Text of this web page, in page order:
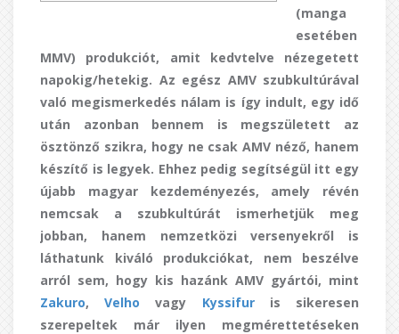
(manga
esetében
MMV) produkciót, amit kedvtelve nézegetett
napokig/hetekig. Az egész AMV szubkultúrával
való megismerkedés nálam is így indult, egy idő
után azonban bennem is megszületett az
ösztönző szikra, hogy ne csak AMV néző, hanem
készítő is legyek. Ehhez pedig segítségül itt egy
újabb magyar kezdeményezés, amely révén
nemcsak a szubkultúrát ismerhetjük meg
jobban, hanem nemzetközi versenyekről is
láthatunk kiváló produkciókat, nem beszélve
arról sem, hogy kis hazánk AMV gyártói, mint
Zakuro,Velho vagy Kyssifuris sikeresen
szerepeltek már ilyen megmérettetéseken